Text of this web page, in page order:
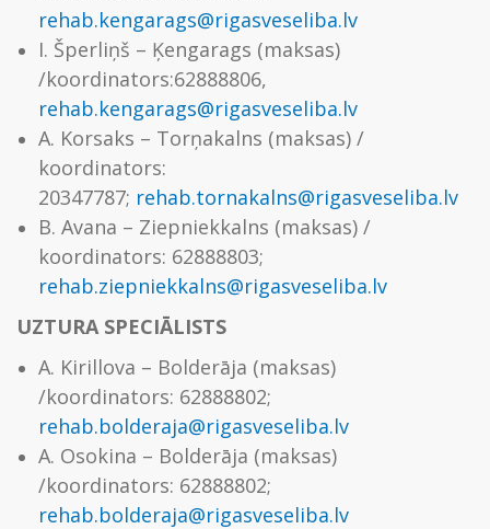
rehab.kengarags@rigasveseliba.lv
I. Šperliņš – Ķengarags (maksas)
/koordinators:62888806,
rehab.kengarags@rigasveseliba.lv
A. Korsaks – Torņakalns (maksas) /
koordinators:
20347787; rehab.tornakalns@rigasveseliba.lv
B. Avana – Ziepniekkalns (maksas) /
koordinators: 62888803;
rehab.ziepniekkalns@rigasveseliba.lv
UZTURA SPECIĀLISTS
A. Kirillova – Bolderāja (maksas)
/koordinators: 62888802;
rehab.bolderaja@rigasveseliba.lv
A. Osokina – Bolderāja (maksas)
/koordinators: 62888802;
rehab.bolderaja@rigasveseliba.lv